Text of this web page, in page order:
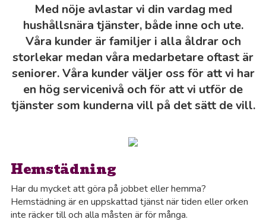
Med nöje avlastar vi din vardag med
hushållsnära tjänster, både inne och ute.
Våra kunder är familjer i alla åldrar och
storlekar medan våra medarbetare oftast är
seniorer. Våra kunder väljer oss för att vi har
en hög servicenivå och för att vi utför de
tjänster som kunderna vill på det sätt de vill.
Hemstädning
Har du mycket att göra på jobbet eller hemma?
Hemstädning är en uppskattad tjänst när tiden eller orken
inte räcker till och alla måsten är för många.